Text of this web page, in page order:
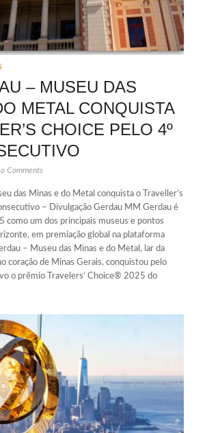
– MUSEU DAS
METAL CONQUISTA
CHOICE PELO 4º
Comments
das Minas e do Metal conquista o Traveller’s
– Divulgação Gerdau MM Gerdau é
como um dos principais museus e pontos
em premiação global na plataforma
– Museu das Minas e do Metal, lar da
coração de Minas Gerais, conquistou pelo
o prêmio Travelers’ Choice® 2025 do